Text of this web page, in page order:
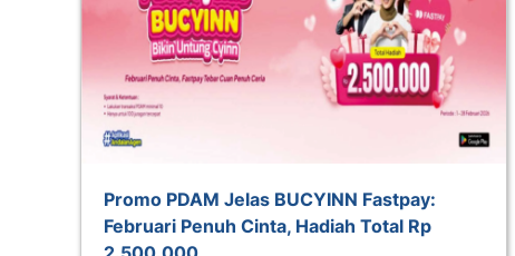
Promo PDAM Jelas BUCYINN Fastpay:
Februari Penuh Cinta, Hadiah Total Rp